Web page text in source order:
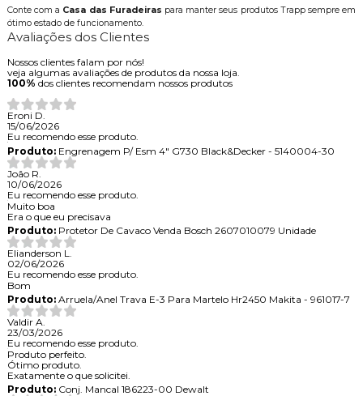
Conte com a Casa das Furadeiras para manter seus produtos Trapp sempre em
ótimo estado de funcionamento.
Avaliações dos Clientes
Nossos clientes falam por nós!
veja algumas avaliações de produtos da nossa loja.
100% dos clientes recomendam nossos produtos
Eroni D.
15/06/2026
Eu recomendo esse produto.
Produto:Engrenagem P/ Esm 4" G730 Black&Decker - 5140004-30
João R.
10/06/2026
Eu recomendo esse produto.
Muito boa
Era o que eu precisava
Produto:Protetor De Cavaco Venda Bosch 2607010079 Unidade
Elianderson L.
02/06/2026
Eu recomendo esse produto.
Bom
Produto:Arruela/Anel Trava E-3 Para Martelo Hr2450 Makita - 961017-7
Valdir A.
23/03/2026
Eu recomendo esse produto.
Produto perfeito.
Ótimo produto.
Exatamente o que solicitei.
Produto:Conj. Mancal 186223-00 Dewalt